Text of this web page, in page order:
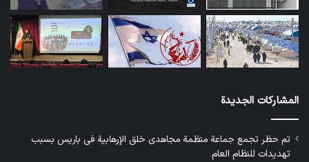
المشاركات الجديدة
تم حظر تجمع جماعة منظمة مجاهدي خلق الإرهابية في باريس بسبب
تهديدات للنظام العام.